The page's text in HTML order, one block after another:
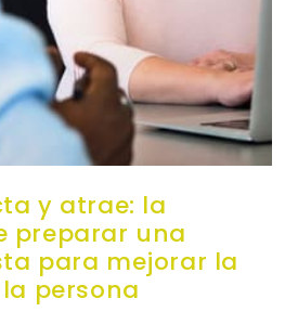
y atrae: la
preparar una
para mejorar la
persona